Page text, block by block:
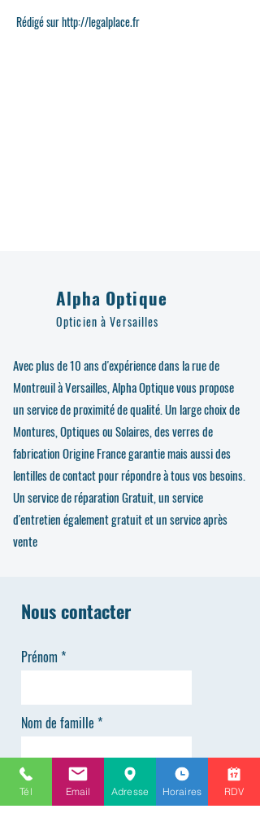
Rédigé surhttp://legalplace.fr
Alpha Optique
Opticien à Versailles
Avec plus de 10 ans d'expérience dans la rue de
Montreuil à Versailles, Alpha Optique vous propose
un service de proximité de qualité. Un large choix de
Montures, Optiques ou Solaires, des verres de
fabrication Origine France garantie mais aussi des
lentilles de contact pour répondre à tous vos besoins.
Un service de réparation Gratuit, un service
d'entretien également gratuit et un service après
vente
Nous contacter
Prénom
Nom de famille
Téléphone
Tél Email Adresse Horaires RDV